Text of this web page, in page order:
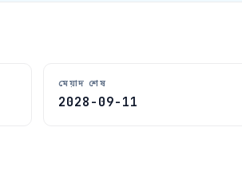
মেয়াদ শেষ
2028-09-11